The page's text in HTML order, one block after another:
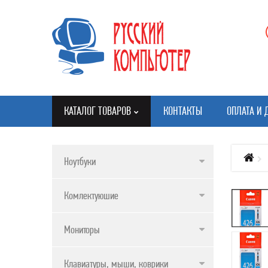
КАТАЛОГ ТОВАРОВ
КАТАЛОГ ТОВАРОВ
КОМЛЕКТУЮШИЕ
КЛАВИАТУРЫ, МЫШИ, КОВРИКИ
КОНТАКТЫ ОПЛАТА И
Ноутбуки
Комлектуюшие
Мониторы
Клавиатуры, мыши, коврики